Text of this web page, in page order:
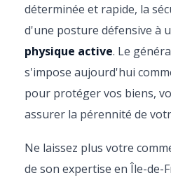
déterminée et rapide, la
d'une posture défensive à
physique active. Le
s'impose aujourd'hui
pour protéger vos biens,
assurer la pérennité de
Ne laissez plus votre
de son expertise en Île-de-